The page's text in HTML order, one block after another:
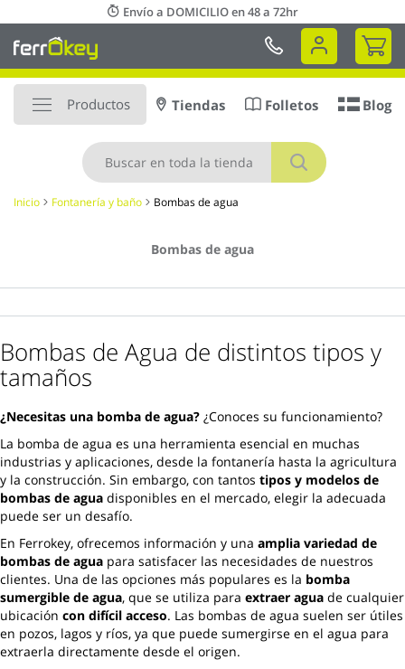
al
contenido
Envío a DOMICILIO en 48 a 72hr
Mi
Productos
Buscar
Tiendas Folletos Blog
Inicio Fontanería y baño Bombas de agua
Bombas de agua
Bombas de Agua de distintos tipos y
tamaños
¿Necesitas una bomba de agua? ¿Conoces su funcionamiento?
La bomba de agua es una herramienta esencial en muchas
industrias y aplicaciones, desde la fontanería hasta la agricultura
y la construcción. Sin embargo, con tantos tipos y modelos de
bombas de agua disponibles en el mercado, elegir la adecuada
puede ser un desafío.
En Ferrokey, ofrecemos información y una amplia variedad de
bombas de agua para satisfacer las necesidades de nuestros
clientes. Una de las opciones más populares es la bomba
sumergible de agua, que se utiliza para extraer agua de cualquier
ubicación con difícil acceso. Las bombas de agua suelen ser útiles
en pozos, lagos y ríos, ya que puede sumergirse en el agua para
extraerla directamente desde el origen.